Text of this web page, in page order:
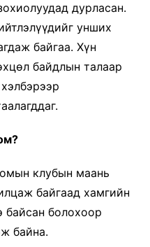
дурласан.
унших
байгаа. Xүн
байдлын талаар
клубын маань
байгаад хамгийн
байсан болохоор
байна.